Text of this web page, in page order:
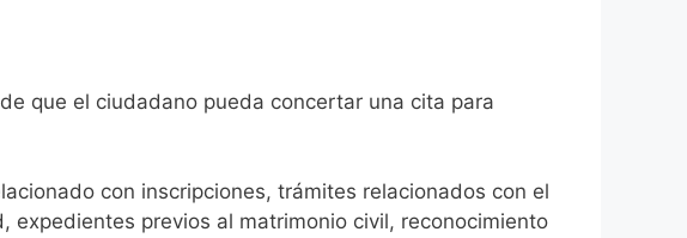
que el ciudadano pueda concertar una cita para
con inscripciones, trámites relacionados con el
previos al matrimonio civil, reconocimiento